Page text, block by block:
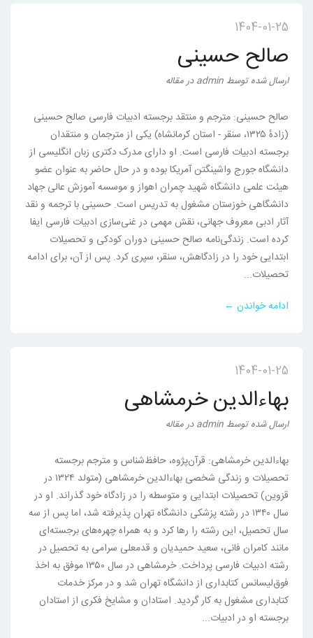
1404-01-25
صالح حسینی
ارسال شدهتوسط admin درمقاله
صالح حسینی: مترجم و منتقد برجسته ادبیات فارسی صالح حسینی
(زادهٔ ۱۳۲۵، سنقر - استان کرمانشاه) یکی از مترجمان و منتقدان
برجسته ادبیات فارسی است. او دارای مدرک دکتری زبان انگلیسی از
دانشگاه جورج واشینگتن آمریکا بوده و در حال حاضر به عنوان عضو
هیئت علمی دانشگاه شهید چمران اهواز و موسسه آموزش عالی جهاد
دانشگاهی خوزستان مشغول به تدریس است. حسینی با ترجمه و نقد
آثار ادبی معروف جهانی، نقش مهمی در غنی‌سازی ادبیات فارسی ایفا
کرده است. زندگی‌نامه صالح حسینی دوران کودکی و تحصیلات
ابتدایی خود را در زادگاهش، سنقر، سپری کرد. پس از آن، برای ادامه
تحصیلات...
ادامه خواندن ←
1404-01-25
بهاءالدین خرمشاهی
ارسال شدهتوسط admin درمقاله
بهاءالدین خرمشاهی: قرآن‌پژوه، حافظ‌شناس و مترجم برجسته
تحصیلات و زندگی شخصی بهاءالدین خرمشاهی (متولد ۱۳۲۴ در
قزوین) تحصیلات ابتدایی و متوسطه را در زادگاه خود گذراند. او در
سال ۱۳۴۰ در رشته پزشکی دانشگاه تهران پذیرفته شد، اما پس از سه
سال تحصیل، این رشته را رها کرد و به همراه چهره‌های برجسته‌ای
مانند کامران فانی، سعید حمیدیان و قدمعلی سرامی به تحصیل در
رشته ادبیات فارسی پرداخت. خرمشاهی در سال ۱۳۵۰ موفق به اخذ
فوق‌لیسانس کتابداری از دانشگاه تهران شد و در مرکز خدمات
کتابداری مشغول به کار گردید. استادان و مشایخ فکری از استادان
برجسته او در ادبیات...